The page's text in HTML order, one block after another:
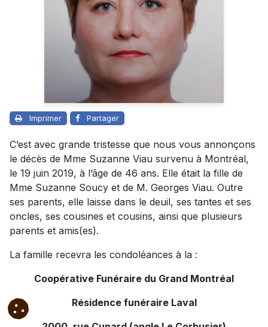
Imprimer Partager
C’est avec grande tristesse que nous vous annonçons
le décès de Mme Suzanne Viau survenu à Montréal,
le 19 juin 2019, à l’âge de 46 ans. Elle était la fille de
Mme Suzanne Soucy et de M. Georges Viau. Outre
ses parents, elle laisse dans le deuil, ses tantes et ses
oncles, ses cousines et cousins, ainsi que plusieurs
parents et amis(es).
La famille recevra les condoléances à la :
Coopérative Funéraire du Grand Montréal
Résidence funéraire Laval